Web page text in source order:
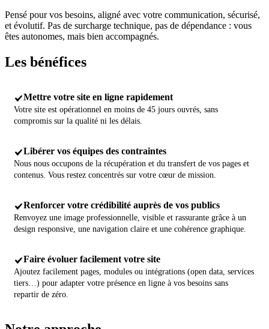
Pensé pour vos besoins, aligné avec votre communication, sécurisé,
et évolutif. Pas de surcharge technique, pas de dépendance : vous
êtes autonomes, mais bien accompagnés.
Les bénéfices
Mettre votre site en ligne rapidement
Votre site est opérationnel en moins de 45 jours ouvrés, sans
compromis sur la qualité ni les délais.
Libérer vos équipes des contraintes
Nous nous occupons de la récupération et du transfert de vos pages et
contenus. Vous restez concentrés sur votre cœur de mission.
Renforcer votre crédibilité auprès de vos publics
Renvoyez une image professionnelle, visible et rassurante grâce à un
design responsive, une navigation claire et une cohérence graphique.
Faire évoluer facilement votre site
Ajoutez facilement pages, modules ou intégrations (open data, services
tiers…) pour adapter votre présence en ligne à vos besoins sans
repartir de zéro.